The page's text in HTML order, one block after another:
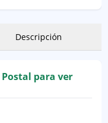
Descripción
Postal para ver